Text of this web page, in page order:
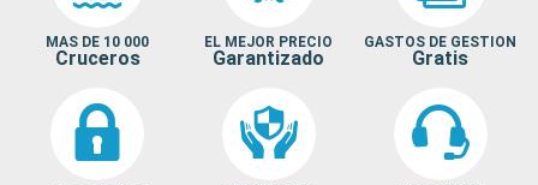
MAS DE 10 000
Cruceros
EL MEJOR PRECIO
Garantizado
GASTOS DE GESTION
Gratis